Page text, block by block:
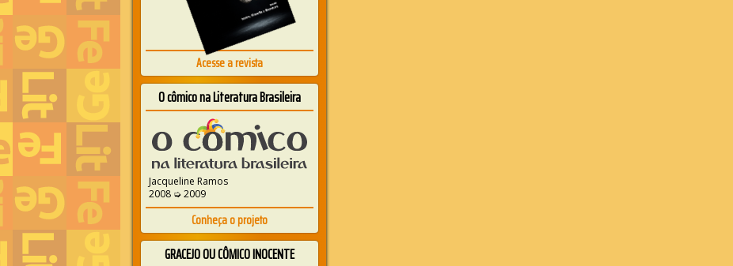
Acesse a revista
O cômico na Literatura Brasileira
Jacqueline Ramos
2008 ➭ 2009
Conheça o projeto
GRACEJO OU CÔMICO INOCENTE